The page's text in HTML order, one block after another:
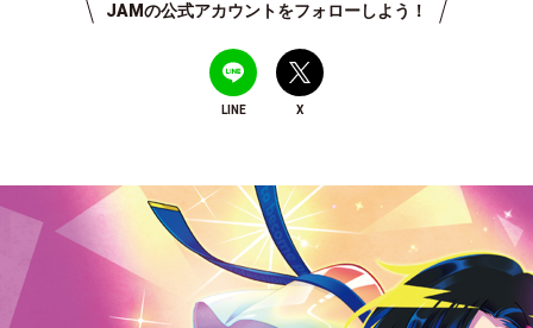
JAMの公式アカウントをフォローしよう！
LINE X